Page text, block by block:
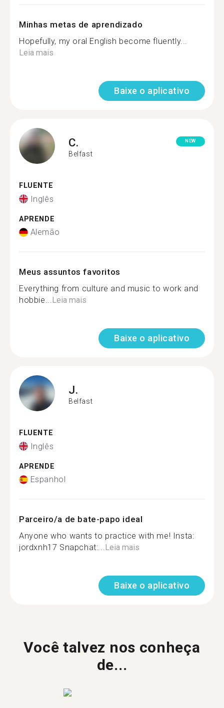
Minhas metas de aprendizado
Hopefully, my oral English become fluently...
Leia mais
Baixe o aplicativo
C.
Belfast
NEW
FLUENTE
Inglês
APRENDE
Alemão
Meus assuntos favoritos
Everything from culture and music to work and
hobbie...Leia mais
Baixe o aplicativo
J.
Belfast
FLUENTE
Inglês
APRENDE
Espanhol
Parceiro/a de bate-papo ideal
Anyone who wants to practice with me! Insta:
jordxnh17 Snapchat:...Leia mais
Baixe o aplicativo
Você talvez nos conheça
de...